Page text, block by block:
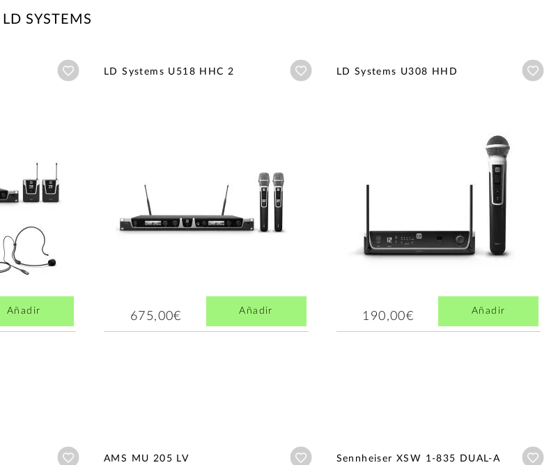
SYSTEMS
Añadir a wishlist
Añadir
LD Systems U518 HHC 2 Añadir a wishlist
675,00€ Añadir
LD Systems U308 HHD
190,00€ Añadir
Añadir a wishlist
AMS MU 205 LV Añadir a wishlist
Sennheiser XSW 1-835 DUAL-A